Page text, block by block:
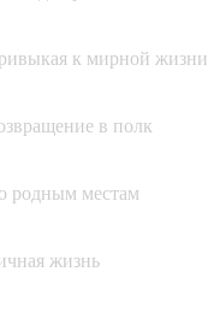
к мирной жизни
в полк
родным местам
жизнь